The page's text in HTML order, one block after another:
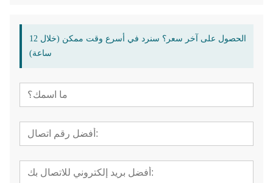
الحصول على آخر سعر؟ سنرد في أسرع وقت ممكن (خلال 12
ساعة)